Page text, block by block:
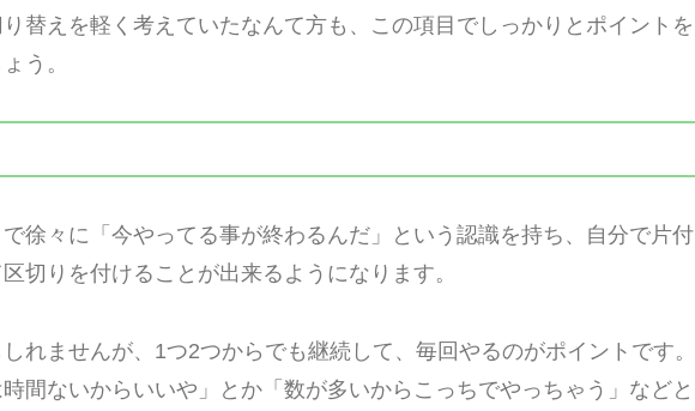
替えを軽く考えていたなんて方も、この項目でしっかりとポイントを
う。
徐々に「今やってる事が終わるんだ」という認識を持ち、自分で片付
切りを付けることが出来るようになります。
れませんが、1つ2つからでも継続して、毎回やるのがポイントです。
間ないからいいや」とか「数が多いからこっちでやっちゃう」などと